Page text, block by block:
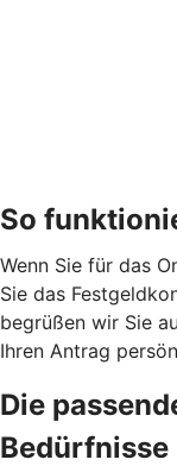
So
Wenn Sie für das
Sie das
begrüßen wir Sie
Ihren Antrag
Die
Bedürfnisse